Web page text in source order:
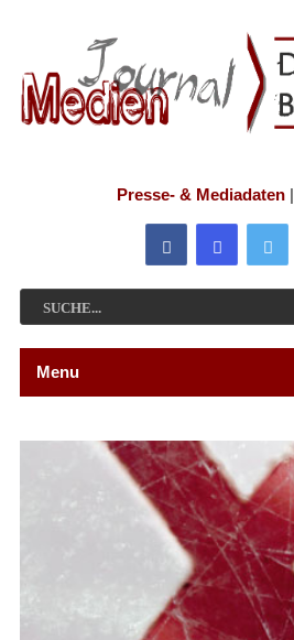
Presse- & Mediadaten|
Menu